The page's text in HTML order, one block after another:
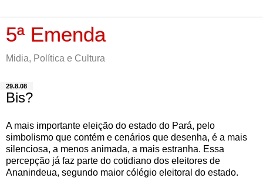
5ª Emenda
Midia, Política e Cultura
29.8.08
Bis?
A mais importante eleição do estado do Pará, pelo
simbolismo que contém e cenários que desenha, é a mais
silenciosa, a menos animada, a mais estranha. Essa
percepção já faz parte do cotidiano dos eleitores de
Ananindeua, segundo maior cólégio eleitoral do estado.